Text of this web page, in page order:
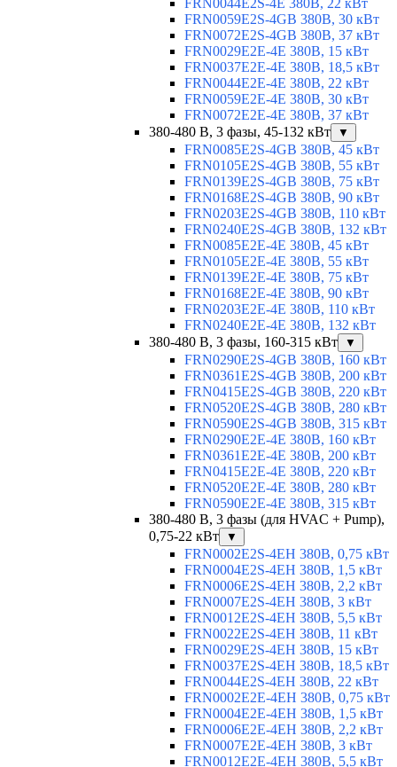
FRN0044E2S-4E 380В, 22 кВт
FRN0059E2S-4GB 380В, 30 кВт
FRN0072E2S-4GB 380В, 37 кВт
FRN0029E2E-4E 380В, 15 кВт
FRN0037E2E-4E 380В, 18,5 кВт
FRN0044E2E-4E 380В, 22 кВт
FRN0059E2E-4E 380В, 30 кВт
FRN0072E2E-4E 380В, 37 кВт
380-480 В, 3 фазы, 45-132 кВт
▼
FRN0085E2S-4GB 380В, 45 кВт
FRN0105E2S-4GB 380В, 55 кВт
FRN0139E2S-4GB 380В, 75 кВт
FRN0168E2S-4GB 380В, 90 кВт
FRN0203E2S-4GB 380В, 110 кВт
FRN0240E2S-4GB 380В, 132 кВт
FRN0085E2E-4E 380В, 45 кВт
FRN0105E2E-4E 380В, 55 кВт
FRN0139E2E-4E 380В, 75 кВт
FRN0168E2E-4E 380В, 90 кВт
FRN0203E2E-4E 380В, 110 кВт
FRN0240E2E-4E 380В, 132 кВт
380-480 В, 3 фазы, 160-315 кВт
▼
FRN0290E2S-4GB 380В, 160 кВт
FRN0361E2S-4GB 380В, 200 кВт
FRN0415E2S-4GB 380В, 220 кВт
FRN0520E2S-4GB 380В, 280 кВт
FRN0590E2S-4GB 380В, 315 кВт
FRN0290E2E-4E 380В, 160 кВт
FRN0361E2E-4E 380В, 200 кВт
FRN0415E2E-4E 380В, 220 кВт
FRN0520E2E-4E 380В, 280 кВт
FRN0590E2E-4E 380В, 315 кВт
380-480 В, 3 фазы (для HVAC + Pump),
0,75-22 кВт
▼
FRN0002E2S-4EH 380В, 0,75 кВт
FRN0004E2S-4EH 380В, 1,5 кВт
FRN0006E2S-4EH 380В, 2,2 кВт
FRN0007E2S-4EH 380В, 3 кВт
FRN0012E2S-4EH 380В, 5,5 кВт
FRN0022E2S-4EH 380В, 11 кВт
FRN0029E2S-4EH 380В, 15 кВт
FRN0037E2S-4EH 380В, 18,5 кВт
FRN0044E2S-4EH 380В, 22 кВт
FRN0002E2E-4EH 380В, 0,75 кВт
FRN0004E2E-4EH 380В, 1,5 кВт
FRN0006E2E-4EH 380В, 2,2 кВт
FRN0007E2E-4EH 380В, 3 кВт
FRN0012E2E-4EH 380В, 5,5 кВт